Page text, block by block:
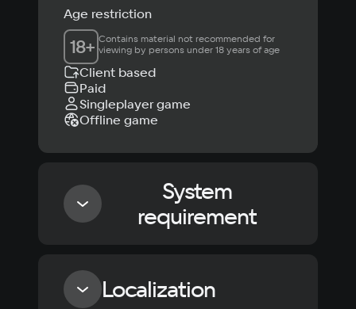
Age restriction
18+ Contains material not recommended for
viewing by persons under 18 years of age
Client based
Paid
Singleplayer game
Offline game
System
requirement
MinimumLocalization